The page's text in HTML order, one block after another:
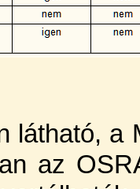
látható, a
az